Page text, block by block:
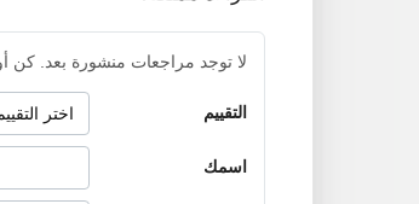
لا توجد مراجعات منشورة بعد. كن
التقييم
اسمك